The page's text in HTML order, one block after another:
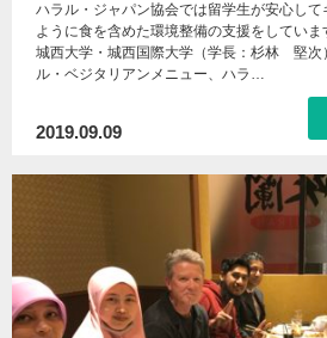
ハラル・ジャパン協会では留学生が安心し
ように食を含めた環境整備の支援をしてい
城西大学・城西国際大学（学長：杉林 堅次
ル・ベジタリアンメニュー、ハラ…
2019.09.09